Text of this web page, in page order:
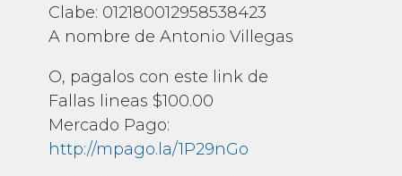
Clabe: 012180012958538423
A nombre de Antonio Villegas
O, pagalos con este link de
Fallas lineas $100.00
Mercado Pago:
http://mpago.la/1P29nGo